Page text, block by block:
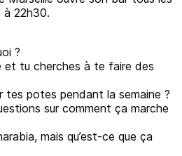
à 22h30.
?
et tu cherches à te faire des
tes potes pendant la semaine ?
sur comment ça marche
mais qu’est-ce que ça